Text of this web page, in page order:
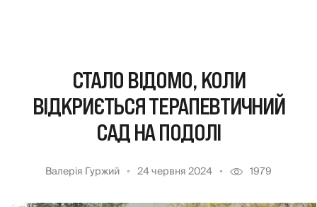
СТАЛО ВІДОМО, КОЛИ
ВІДКРИЄТЬСЯ ТЕРАПЕВТИЧНИЙ
САД НА ПОДОЛІ
Валерія Гуржий 24 червня 2024 1979